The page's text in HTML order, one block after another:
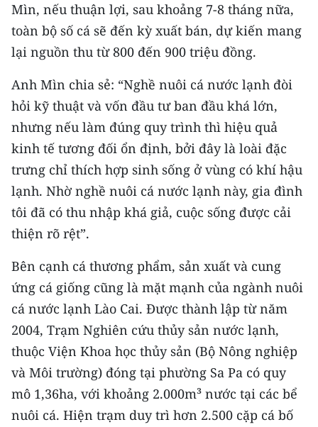
Trung du và miền núi phía Bắc
Đồng bằng sông Hồng
Bắc Trung Bộ
Duyên hải Nam Trung Bộ và Tây
Nguyên
Đông Nam Bộ
Đồng bằng sông Cửu Long
Chuyên trang Hà Nội
Chuyên trang TP. Hồ Chí Minh
CHUYÊN ĐỀ
CÁC CHUYÊN TRANG
VỀ BÁO NHÂN DÂN
THỜI NAY
Mìn, nếu thuận lợi, sau khoảng 7-8 tháng nữa,
toàn bộ số cá sẽ đến kỳ xuất bán, dự kiến mang
lại nguồn thu từ 800 đến 900 triệu đồng.
Anh Mìn chia sẻ: “Nghề nuôi cá nước lạnh đòi
hỏi kỹ thuật và vốn đầu tư ban đầu khá lớn,
nhưng nếu làm đúng quy trình thì hiệu quả
kinh tế tương đối ổn định, bởi đây là loài đặc
trưng chỉ thích hợp sinh sống ở vùng có khí hậu
lạnh. Nhờ nghề nuôi cá nước lạnh này, gia đình
tôi đã có thu nhập khá giả, cuộc sống được cải
thiện rõ rệt”.
Bên cạnh cá thương phẩm, sản xuất và cung
ứng cá giống cũng là mặt mạnh của ngành nuôi
cá nước lạnh Lào Cai. Được thành lập từ năm
2004, Trạm Nghiên cứu thủy sản nước lạnh,
thuộc Viện Khoa học thủy sản (Bộ Nông nghiệp
và Môi trường) đóng tại phường Sa Pa có quy
mô 1,36ha, với khoảng 2.000m³ nước tại các bể
nuôi cá. Hiện trạm duy trì hơn 2.500 cặp cá bố